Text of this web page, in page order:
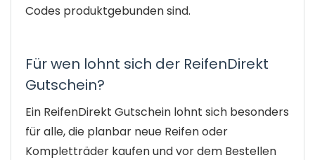
Codes produktgebunden sind.
Für wen lohnt sich der ReifenDirekt
Gutschein?
Ein ReifenDirekt Gutschein lohnt sich besonders
für alle, die planbar neue Reifen oder
Kompletträder kaufen und vor dem Bestellen